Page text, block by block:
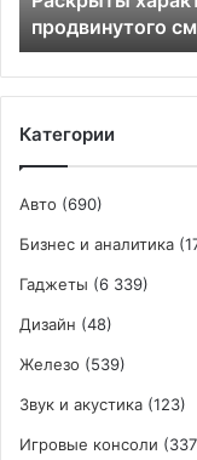
продвинутого
Категории
Авто (690)
Бизнес и аналитика
Гаджеты (6 339)
Дизайн (48)
Железо (539)
Звук и акустика (123)
Игровые консоли